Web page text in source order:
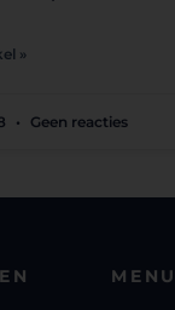
»
Geen reacties
MENU